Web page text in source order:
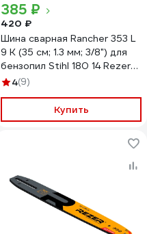
385 ₽
420 ₽
Шина сварная Rancher 353 L
9 K (35 см; 1.3 мм; 3/8") для
бензопил Stihl 180 14 Rezer
04.001.00002
4(9)
Купить